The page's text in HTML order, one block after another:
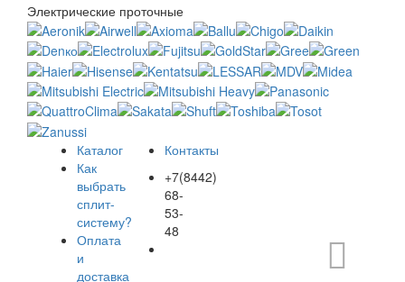
Электрические проточные
Каталог
Как
выбрать
сплит-
систему?
Оплата
и
доставка
Контакты
+7(8442)
68-
53-
48